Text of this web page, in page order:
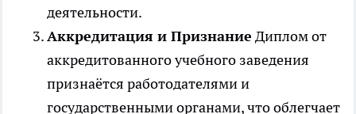
деятельности.
Аккредитация и Признание Диплом от
аккредитованного учебного заведения
признаётся работодателями и
государственными органами, что облегчает